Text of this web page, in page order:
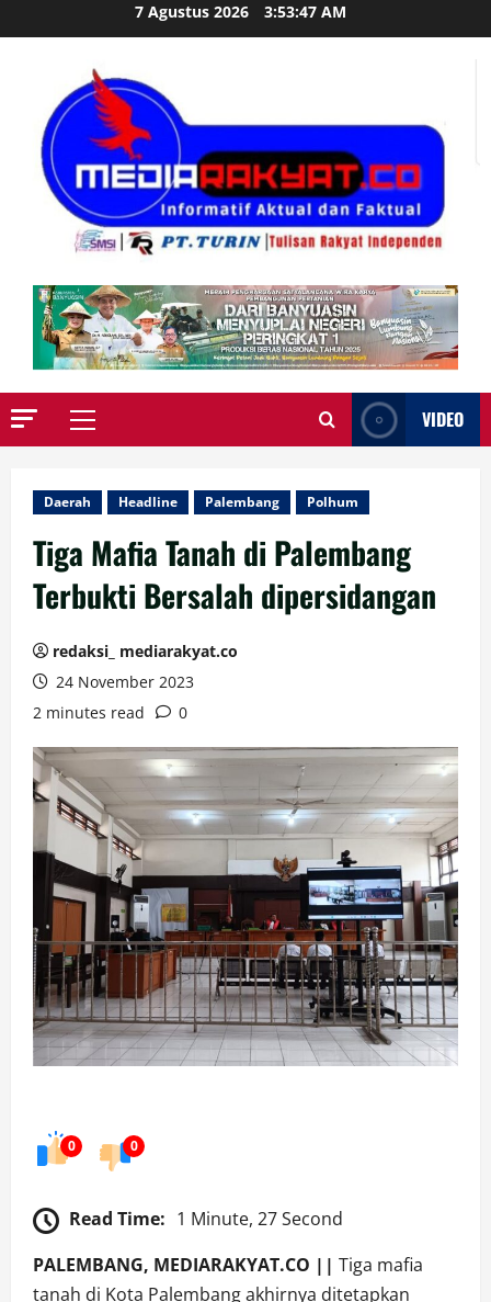
to
7 Agustus 2026 3:53:49 AM
Primary
VIDEO
Daerah Headline Palembang Polhum
Tiga Mafia Tanah di Palembang
Terbukti Bersalah dipersidangan
redaksi_ mediarakyat.co
24 November 2023
2 minutes read
0
0 0
Read Time: 1 Minute, 27 Second
PALEMBANG, MEDIARAKYAT.CO || Tiga mafia
tanah di Kota Palembang akhirnya ditetapkan